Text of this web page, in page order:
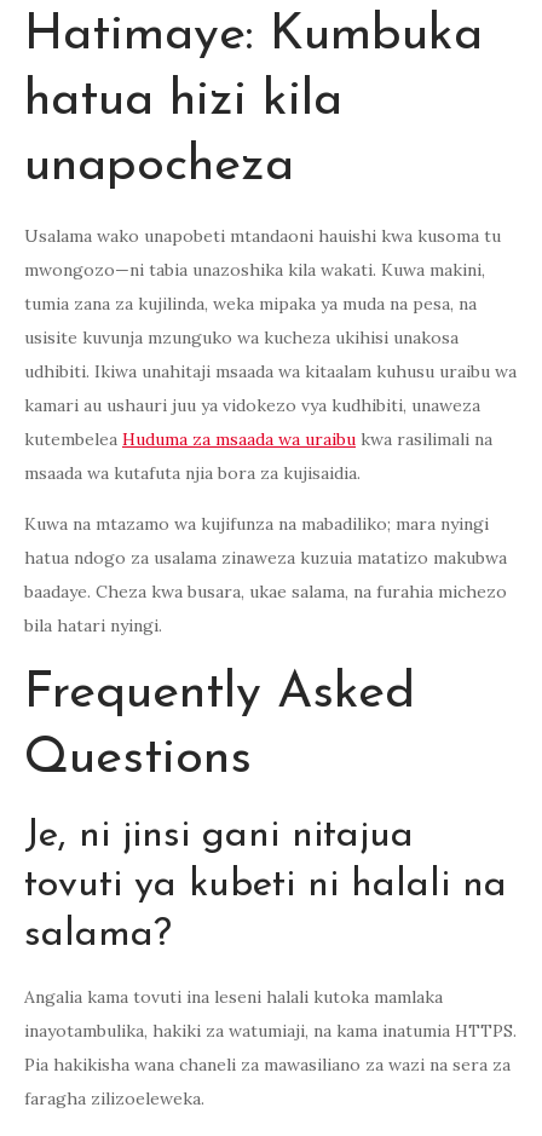
Hatimaye: Kumbuka
hatua hizi kila
unapocheza
Usalama wako unapobeti mtandaoni hauishi kwa kusoma tu
mwongozo—ni tabia unazoshika kila wakati. Kuwa makini,
tumia zana za kujilinda, weka mipaka ya muda na pesa, na
usisite kuvunja mzunguko wa kucheza ukihisi unakosa
udhibiti. Ikiwa unahitaji msaada wa kitaalam kuhusu uraibu wa
kamari au ushauri juu ya vidokezo vya kudhibiti, unaweza
kutembelea Huduma za msaada wa uraibu kwa rasilimali na
msaada wa kutafuta njia bora za kujisaidia.
Kuwa na mtazamo wa kujifunza na mabadiliko; mara nyingi
hatua ndogo za usalama zinaweza kuzuia matatizo makubwa
baadaye. Cheza kwa busara, ukae salama, na furahia michezo
bila hatari nyingi.
Frequently Asked
Questions
Je, ni jinsi gani nitajua
tovuti ya kubeti ni halali na
salama?
Angalia kama tovuti ina leseni halali kutoka mamlaka
inayotambulika, hakiki za watumiaji, na kama inatumia HTTPS.
Pia hakikisha wana chaneli za mawasiliano za wazi na sera za
faragha zilizoeleweka.